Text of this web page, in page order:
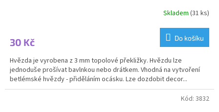
je
z
5
hvězdiček.
Skladem(31 ks)
30 Kč Do košíku
Hvězda je vyrobena z 3 mm topolové překližky. Hvězdu lze
jednoduše prošívat bavlnkou nebo drátkem. Vhodná na vytvoření
betlémské hvězdy - přiděláním ocásku. Lze dozdobit decor...
Kód: 3832